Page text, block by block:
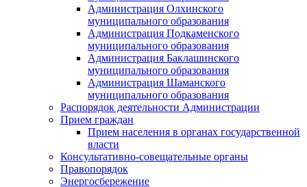
Администрация Олхинского
муниципального образования
Администрация Подкаменского
муниципального образования
Администрация Баклашинского
муниципального образования
Администрация Шаманского
муниципального образования
Распорядок деятельности Администрации
Прием граждан
Прием населения в органах государственной
власти
Консультативно-совещательные органы
Правопорядок
Энергосбережение